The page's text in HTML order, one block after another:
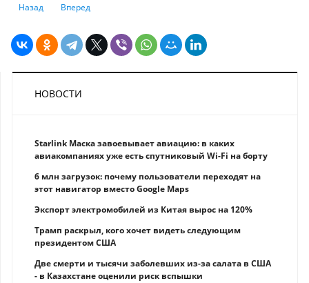
Предыдущий: Как получать пенсию в 250-300 тысяч тенге? В ЕНПФ
Назад Следующий: США не будут вводить общенациональный
Вперед
НОВОСТИ
Starlink Маска завоевывает авиацию: в каких
авиакомпаниях уже есть спутниковый Wi-Fi на борту
6 млн загрузок: почему пользователи переходят на
этот навигатор вместо Google Maps
Экспорт электромобилей из Китая вырос на 120%
Трамп раскрыл, кого хочет видеть следующим
президентом США
Две смерти и тысячи заболевших из-за салата в США
- в Казахстане оценили риск вспышки